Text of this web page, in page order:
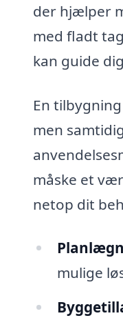
der hjælper
med fladt
kan guide
En
men
måske et
netop dit
mulige